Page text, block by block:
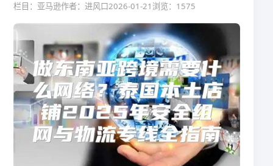
栏目：亚马逊作者：进风口2026-01-21 浏览：1575